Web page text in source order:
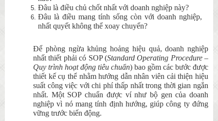
Đâu là điều chủ chốt nhất với doanh nghiệp này?
Đâu là điều mang tính sống còn với doanh nghiệp,
nhất quyết không thể xoay chuyển?
Để phòng ngừa khủng hoảng hiệu quả, doanh nghiệp
nhất thiết phải có SOP (Standard Operating Procedure –
Quy trình hoạt động tiêu chuẩn) bao gồm các bước được
thiết kế cụ thể nhằm hướng dẫn nhân viên cải thiện hiệu
suất công việc với chi phí thấp nhất trong thời gian ngắn
nhất. Một SOP chuẩn được ví như bộ gen của doanh
nghiệp vì nó mang tính định hướng, giúp công ty đứng
vững trước biến động.